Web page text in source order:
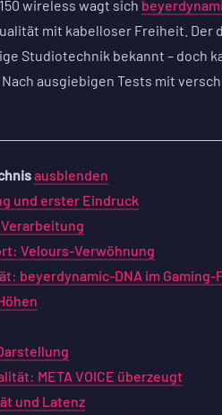
wireless wagt sich
mit kabelloser Freiheit.
Studiotechnik bekannt – doch
ausgiebigen Tests mit
ausblenden
und erster Eindruck
Velours-Verwöhnung
beyerdynamic-DNA im Gaming-
META VOICE überzeugt
und Latenz